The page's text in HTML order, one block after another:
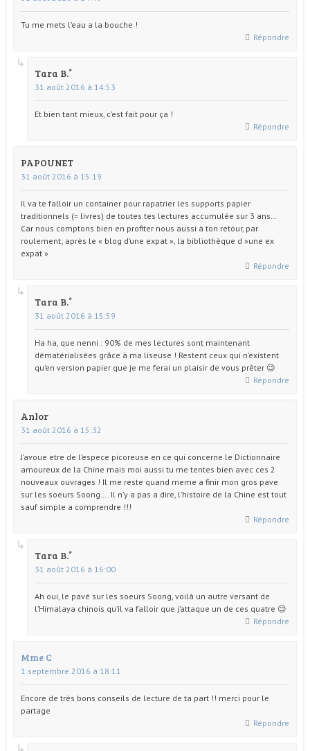
Tu me mets l’eau a la bouche !
Répondre
Tara B.
31 août 2016 à 14:53
Et bien tant mieux, c’est fait pour ça !
Répondre
PAPOUNET
31 août 2016 à 15:19
Il va te falloir un container pour rapatrier les supports papier
traditionnels (= livres) de toutes tes lectures accumulée sur 3 ans…
Car nous comptons bien en profiter nous aussi à ton retour, par
roulement; après le « blog d’une expat », la bibliothèque d »une ex
expat »
Répondre
Tara B.
31 août 2016 à 15:59
Ha ha, que nenni : 90% de mes lectures sont maintenant
dématérialisées grâce à ma liseuse ! Restent ceux qui n’existent
qu’en version papier que je me ferai un plaisir de vous prêter 😉
Répondre
Anlor
31 août 2016 à 15:32
J’avoue etre de l’espece picoreuse en ce qui concerne le Dictionnaire
amoureux de la Chine mais moi aussi tu me tentes bien avec ces 2
nouveaux ouvrages ! Il me reste quand meme a finir mon gros pave
sur les soeurs Soong…. Il n’y a pas a dire, l’histoire de la Chine est tout
sauf simple a comprendre !!!
Répondre
Tara B.
31 août 2016 à 16:00
Ah oui, le pavé sur les soeurs Soong, voilà un autre versant de
l’Himalaya chinois qu’il va falloir que j’attaque un de ces quatre 😉
Répondre
Mme C
1 septembre 2016 à 18:11
Encore de très bons conseils de lecture de ta part !! merci pour le
partage
Répondre